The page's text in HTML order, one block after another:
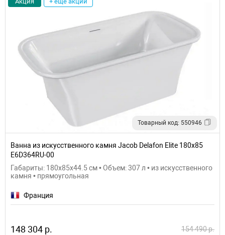
Товарный код: 550946
Ванна из искусственного камня Jacob Delafon Elite 180x85
E6D364RU-00
Габариты: 180x85x44.5 см • Объем: 307 л • из искусственного
камня • прямоугольная
Франция
148 304 р. 154 490 р.